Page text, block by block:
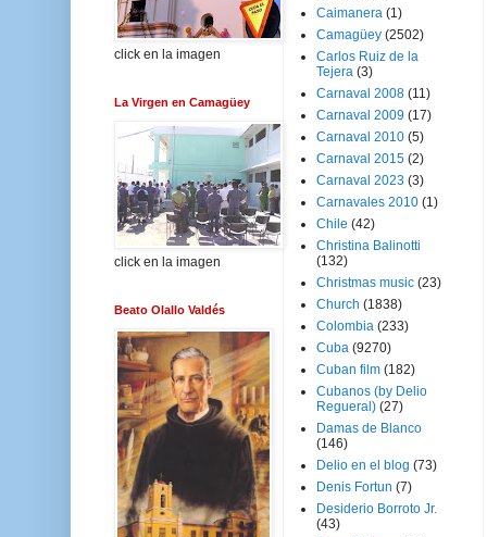
click en la imagen
La Virgen en Camagüey
click en la imagen
Beato Olallo Valdés
Caimanera (1)
Camagüey (2502)
Carlos Ruiz de la
Tejera (3)
Carnaval 2008 (11)
Carnaval 2009 (17)
Carnaval 2010 (5)
Carnaval 2015 (2)
Carnaval 2023 (3)
Carnavales 2010 (1)
Chile (42)
Christina Balinotti
(132)
Christmas music (23)
Church (1838)
Colombia (233)
Cuba (9270)
Cuban film (182)
Cubanos (by Delio
Regueral) (27)
Damas de Blanco
(146)
Delio en el blog (73)
Denis Fortun (7)
Desiderio Borroto Jr.
(43)